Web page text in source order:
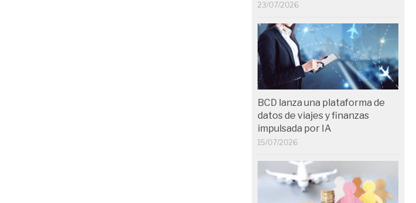
23/07/2026
BCD lanza una plataforma de
datos de viajes y finanzas
impulsada por IA
15/07/2026